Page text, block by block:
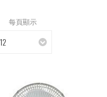
每頁顯示
12